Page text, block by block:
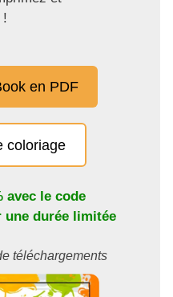
!
en PDF
coloriage
avec le code
une durée limitée
téléchargements